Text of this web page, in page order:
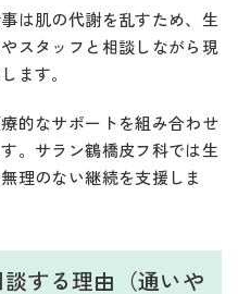
は肌の代謝を乱すため、生
スタッフと相談しながら現
ます。
的なサポートを組み合わせ
。サラン鶴橋皮フ科では生
理のない継続を支援しま
する理由（通いや